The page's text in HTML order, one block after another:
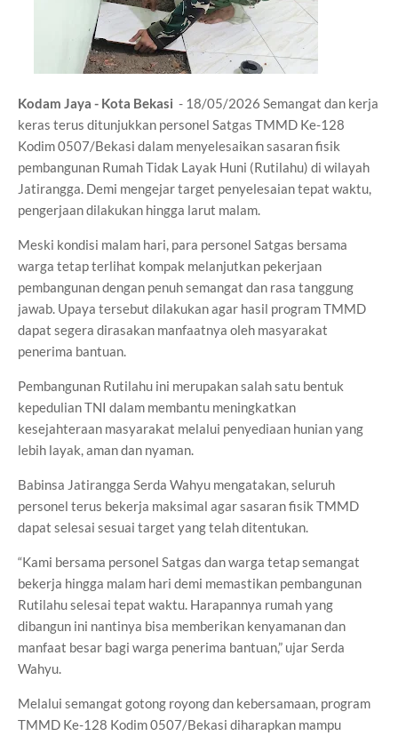
Kodam Jaya - Kota Bekasi - 18/05/2026 Semangat dan kerja
keras terus ditunjukkan personel Satgas TMMD Ke-128
Kodim 0507/Bekasi dalam menyelesaikan sasaran fisik
pembangunan Rumah Tidak Layak Huni (Rutilahu) di wilayah
Jatirangga. Demi mengejar target penyelesaian tepat waktu,
pengerjaan dilakukan hingga larut malam.
Meski kondisi malam hari, para personel Satgas bersama
warga tetap terlihat kompak melanjutkan pekerjaan
pembangunan dengan penuh semangat dan rasa tanggung
jawab. Upaya tersebut dilakukan agar hasil program TMMD
dapat segera dirasakan manfaatnya oleh masyarakat
penerima bantuan.
Pembangunan Rutilahu ini merupakan salah satu bentuk
kepedulian TNI dalam membantu meningkatkan
kesejahteraan masyarakat melalui penyediaan hunian yang
lebih layak, aman dan nyaman.
Babinsa Jatirangga Serda Wahyu mengatakan, seluruh
personel terus bekerja maksimal agar sasaran fisik TMMD
dapat selesai sesuai target yang telah ditentukan.
“Kami bersama personel Satgas dan warga tetap semangat
bekerja hingga malam hari demi memastikan pembangunan
Rutilahu selesai tepat waktu. Harapannya rumah yang
dibangun ini nantinya bisa memberikan kenyamanan dan
manfaat besar bagi warga penerima bantuan,” ujar Serda
Wahyu.
Melalui semangat gotong royong dan kebersamaan, program
TMMD Ke-128 Kodim 0507/Bekasi diharapkan mampu